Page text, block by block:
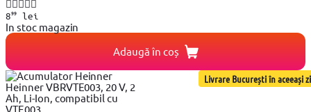
899lei
In stoc magazin
Adaugă în coș
Livrare București în aceeași zi